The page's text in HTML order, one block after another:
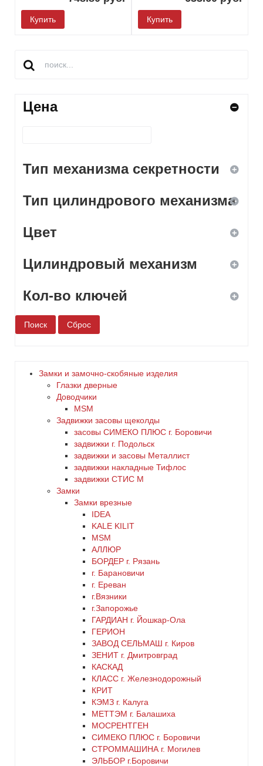
Купить Купить
Цена
Тип механизма секретности
дисковый
кодовый
комбинированный
нет
сувальдный
Тип цилиндрового механизма
ключ-вертушка
ключ-ключ
Цвет
белый
бронза
дерево
зеленый
коричневый
Цилиндровый механизм
да
нет
Кол-во ключей
1
Замки и замочно-скобяные изделия
Глазки дверные
Доводчики
MSM
Задвижки засовы щеколды
заcовы СИМЕКО ПЛЮС г. Боровичи
задвижки г. Подольск
задвижки и засовы Металлист
задвижки накладные Тифлос
задвижки СТИС М
Замки
Замки врезные
IDEA
KALE KILIT
MSM
АЛЛЮР
БОРДЕР г. Рязань
г. Барановичи
г. Ереван
г.Вязники
г.Запорожье
ГАРДИАН г. Йошкар-Ола
ГЕРИОН
ЗАВОД СЕЛЬМАШ г. Киров
ЗЕНИТ г. Дмитровград
КАСКАД
КЛАСС г. Железнодорожный
КРИТ
КЭМЗ г. Калуга
МЕТТЭМ г. Балашиха
МОСРЕНТГЕН
СИМЕКО ПЛЮС г. Боровичи
СТРОММАШИНА г. Могилев
ЭЛЬБОР г.Боровичи